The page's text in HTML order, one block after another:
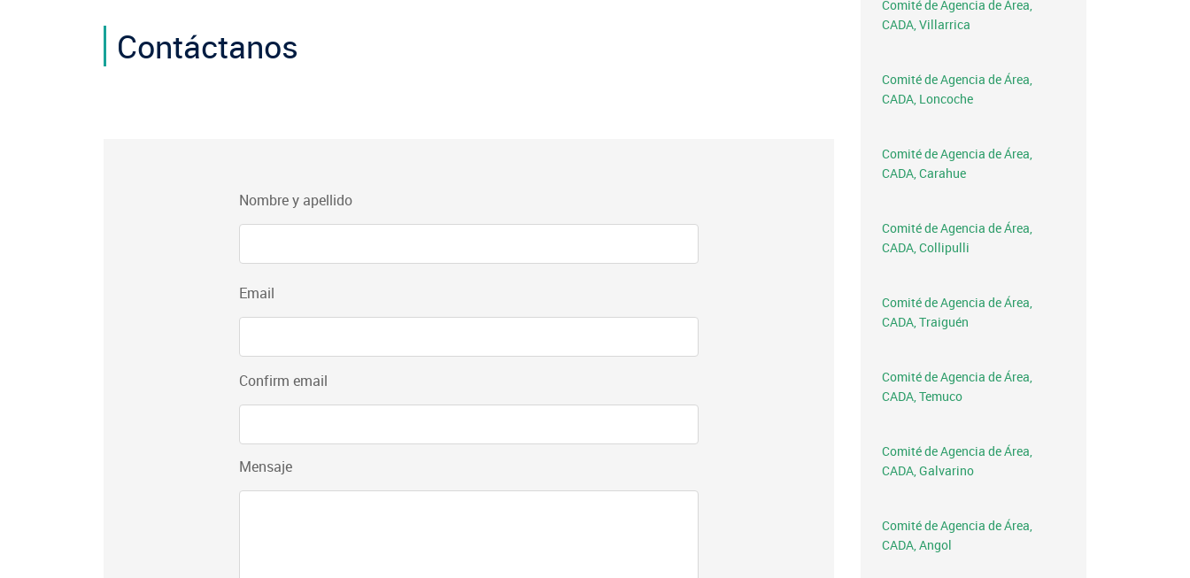
Contáctanos
group-
form-
contact
Nombre y apellido
Email
Email
Confirm email
Mensaje
Comité de Agencia de Área,
CADA, Villarrica
Comité de Agencia de Área,
CADA, Loncoche
Comité de Agencia de Área,
CADA, Carahue
Comité de Agencia de Área,
CADA, Collipulli
Comité de Agencia de Área,
CADA, Traiguén
Comité de Agencia de Área,
CADA, Temuco
Comité de Agencia de Área,
CADA, Galvarino
Comité de Agencia de Área,
CADA, Angol